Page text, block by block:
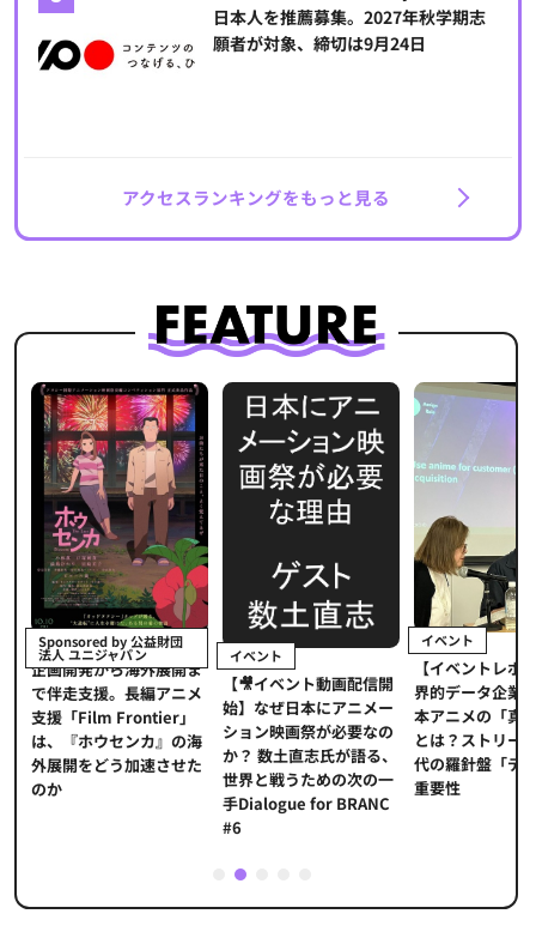
日本人を推薦募集。2027年秋学期志
願者が対象、締切は9月24日
アクセスランキングをもっと見る
Sponsored by 公益財団
法人 ユニジャパン
企画開発から海外展開ま
で伴走支援。長編アニメ
支援「Film Frontier」
は、『ホウセンカ』の海
外展開をどう加速させた
のか
イベント
【🎥イベント動画配信開
始】なぜ日本にアニメー
ション映画祭が必要なの
か？ 数土直志氏が語る、
世界と戦うための次の一
手Dialogue for BRANC
#6
イベント
【イベントレポ
界的データ企業
本アニメの「真
とは？ストリー
代の羅針盤「デ
重要性
2